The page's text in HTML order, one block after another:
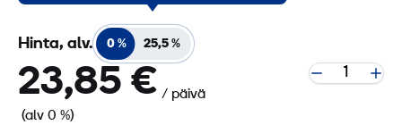
Hinta, alv. 0 % 25,5 %
23,85 € / päivä
(alv 0 %)